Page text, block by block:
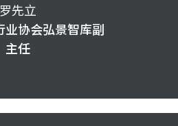
罗先立
业协会弘景智库副
主任